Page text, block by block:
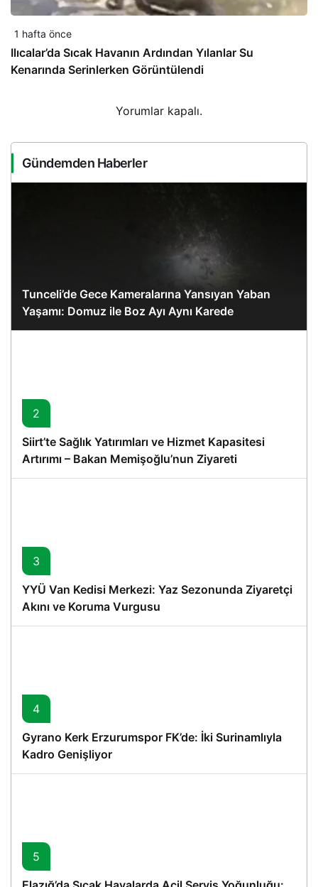
1 hafta önce
Ilıcalar’da Sıcak Havanın Ardından Yılanlar Su
Kenarında Serinlerken Görüntülendi
Yorumlar kapalı.
Gündemden Haberler
Tunceli’de Gece Kameralarına Yansıyan Yaban
Yaşamı: Domuz ile Boz Ayı Aynı Karede
2
Siirt’te Sağlık Yatırımları ve Hizmet Kapasitesi
Artırımı – Bakan Memişoğlu’nun Ziyareti
3
YYÜ Van Kedisi Merkezi: Yaz Sezonunda Ziyaretçi
Akını ve Koruma Vurgusu
4
Gyrano Kerk Erzurumspor FK’de: İki Surinamlıyla
Kadro Genişliyor
5